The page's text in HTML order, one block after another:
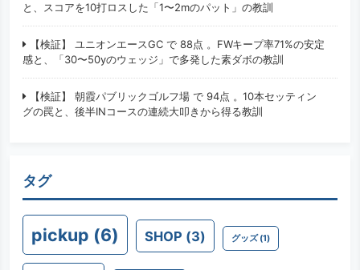
と、スコアを10打ロスした「1〜2mのパット」の教訓
【検証】 ユニオンエースGC で 88点 。FWキープ率71%の安定
感と、「30〜50yのウェッジ」で多発した素ダボの教訓
【検証】 朝霞パブリックゴルフ場 で 94点 。10本セッティン
グの罠と、後半INコースの連続大叩きから得る教訓
タグ
pickup (6) SHOP (3) グッズ(1)